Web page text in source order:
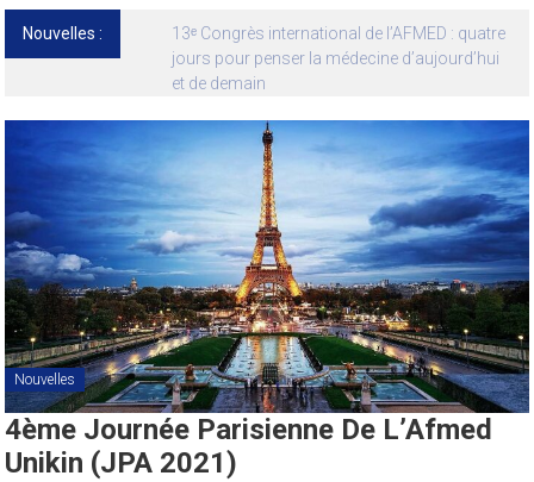
Nouvelles :
13ᵉ Congrès international de l’AFMED : quatre
jours pour penser la médecine d’aujourd’hui
et de demain
Nouvelles
4ème Journée Parisienne De L’Afmed
Unikin (JPA 2021)